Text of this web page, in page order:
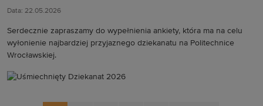
Data: 22.05.2026
Serdecznie zapraszamy do wypełnienia ankiety, która ma na celu
wyłonienie najbardziej przyjaznego dziekanatu na Politechnice
Wrocławskiej.